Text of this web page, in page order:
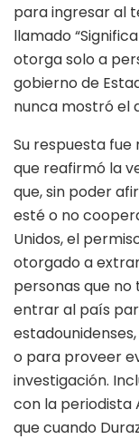
para ingresar al
llamado
otorga solo a
gobierno de
nunca mostró el
Su respuesta
que reafirmó la
que, sin poder
esté o no
Unidos, el
otorgado a
personas que
entrar al país
o para proveer
investigación.
con la periodista
que cuando